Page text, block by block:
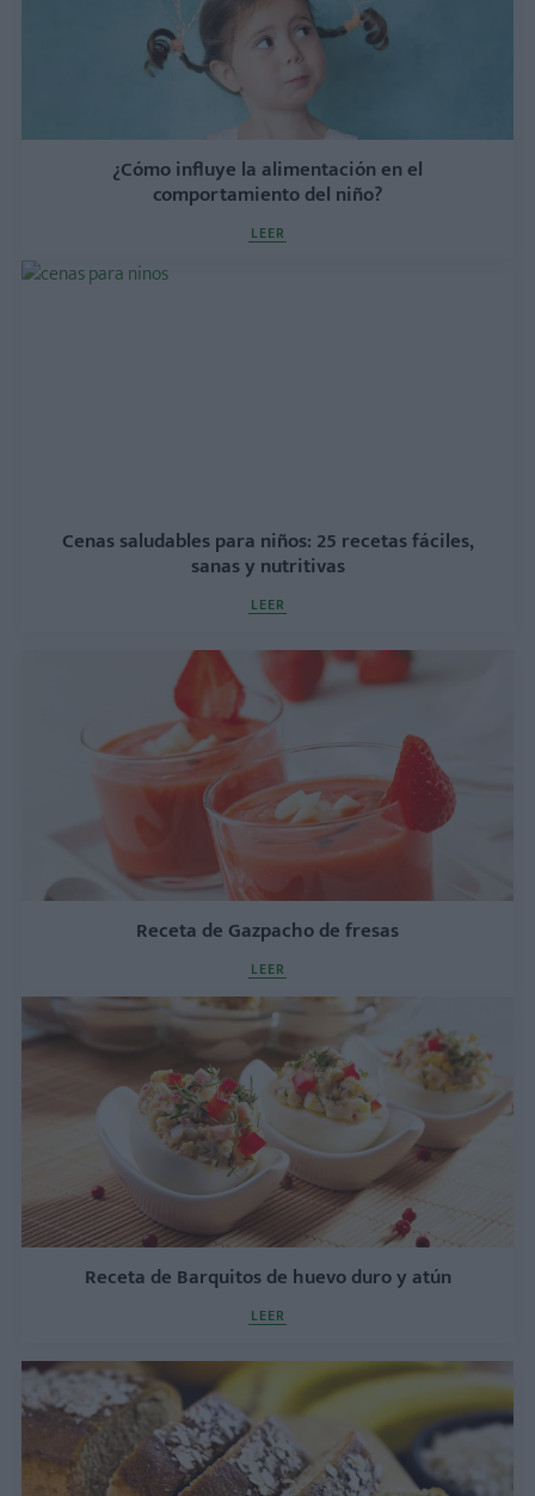
¿Cómo influye la alimentación en el
comportamiento del niño?
LEER
Cenas saludables para niños: 25 recetas fáciles,
sanas y nutritivas
LEER
Receta de Gazpacho de fresas
LEER
Receta de Barquitos de huevo duro y atún
LEER